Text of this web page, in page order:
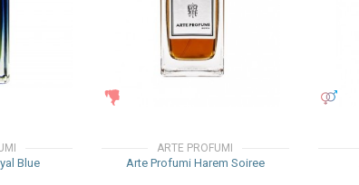
Blue
ARTE PROFUMI
Arte Profumi Harem Soiree